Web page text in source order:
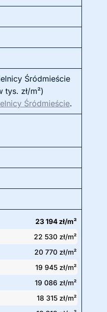
Śródmieście
tys. zł/m²)
Śródmieście.
23 194 zł/m²
22 530 zł/m²
20 770 zł/m²
19 945 zł/m²
19 086 zł/m²
18 315 zł/m²